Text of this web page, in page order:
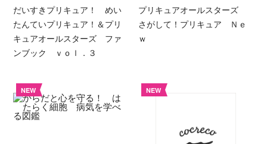
だいすきプリキュア！ めい
たんていプリキュア！＆プリ
キュアオールスターズ ファ
ンブック ｖｏｌ．３
プリキュアオールスターズ
さがして！プリキュア Ｎｅ
ｗ
NEW NEW